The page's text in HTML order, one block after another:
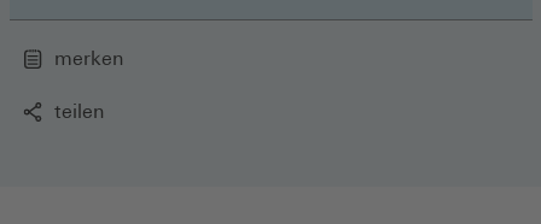
merken
teilen